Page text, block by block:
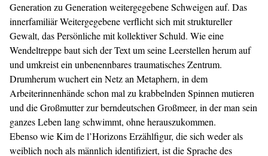
Generation zu Generation weitergegebene Schweigen auf. Das
innerfamiliär Weitergegebene verflicht sich mit struktureller
Gewalt, das Persönliche mit kollektiver Schuld. Wie eine
Wendeltreppe baut sich der Text um seine Leerstellen herum auf
und umkreist ein unbenennbares traumatisches Zentrum.
Drumherum wuchert ein Netz an Metaphern, in dem
Arbeiterinnenhände schon mal zu krabbelnden Spinnen mutieren
und die Großmutter zur berndeutschen Großmeer, in der man sein
ganzes Leben lang schwimmt, ohne herauszukommen.
Ebenso wie Kim de l’Horizons Erzählfigur, die sich weder als
weiblich noch als männlich identifiziert, ist die Sprache des